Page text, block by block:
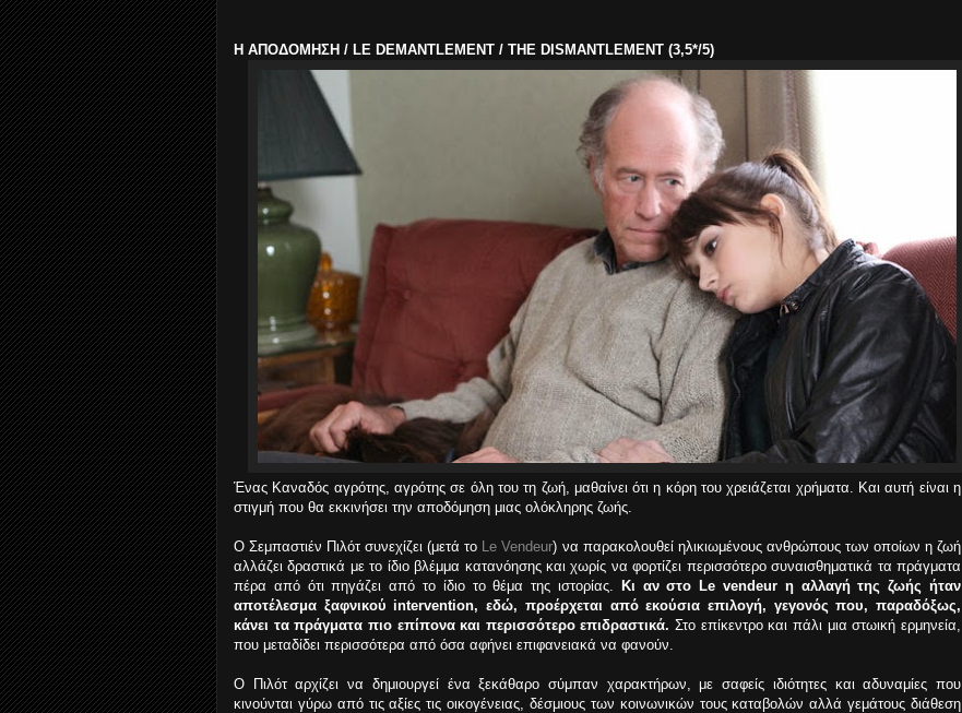
Η ΑΠΟΔΟΜΗΣΗ / LE DEMANTLEMENT / THE DISMANTLEMENT (3,5*/5)
Ένας Καναδός αγρότης, αγρότης σε όλη του τη ζωή, μαθαίνει ότι η κόρη του χρειάζεται χρήματα. Και αυτή είναι η
στιγμή που θα εκκινήσει την αποδόμηση μιας ολόκληρης ζωής.
O Σεμπαστιέν Πιλότ συνεχίζει (μετά το Le Vendeur) να παρακολουθεί ηλικιωμένους ανθρώπους των οποίων η ζωή
αλλάζει δραστικά με το ίδιο βλέμμα κατανόησης και χωρίς να φορτίζει περισσότερο συναισθηματικά τα πράγματα
πέρα από ότι πηγάζει από το ίδιο το θέμα της ιστορίας.
Κι αν στο Le vendeur η αλλαγή της ζωής ήταν
αποτέλεσμα ξαφνικού intervention, εδώ, προέρχεται από εκούσια επιλογή, γεγονός που, παραδόξως,
κάνει τα πράγματα πιο επίπονα και περισσότερο επιδραστικά. Στο επίκεντρο και πάλι μια στωική ερμηνεία,
που μεταδίδει περισσότερα από όσα αφήνει επιφανειακά να φανούν.
Ο Πιλότ αρχίζει να δημιουργεί ένα ξεκάθαρο σύμπαν χαρακτήρων, με σαφείς ιδιότητες και αδυναμίες που
κινούνται γύρω από τις αξίες τις οικογένειας, δέσμιους των κοινωνικών τους καταβολών αλλά γεμάτους διάθεση